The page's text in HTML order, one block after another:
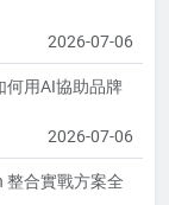
2026-07-06
用AI協助品牌
2026-07-06
整合實戰方案全